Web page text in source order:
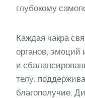
глубокому
Каждая чакра
органов, эмоций
и
телу,
благополучие.